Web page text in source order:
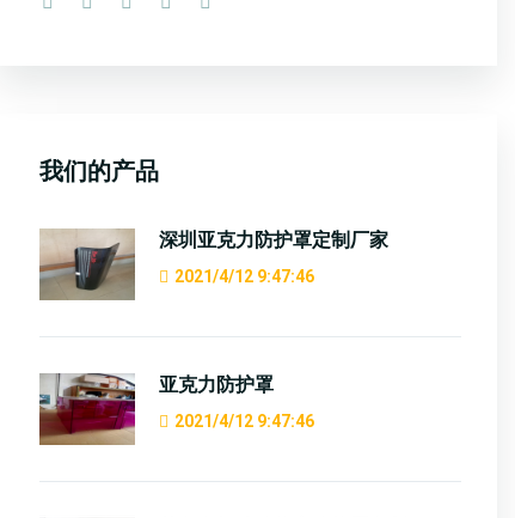
我们的产品
深圳亚克力防护罩定制厂家
2021/4/12 9:47:46
亚克力防护罩
2021/4/12 9:47:46